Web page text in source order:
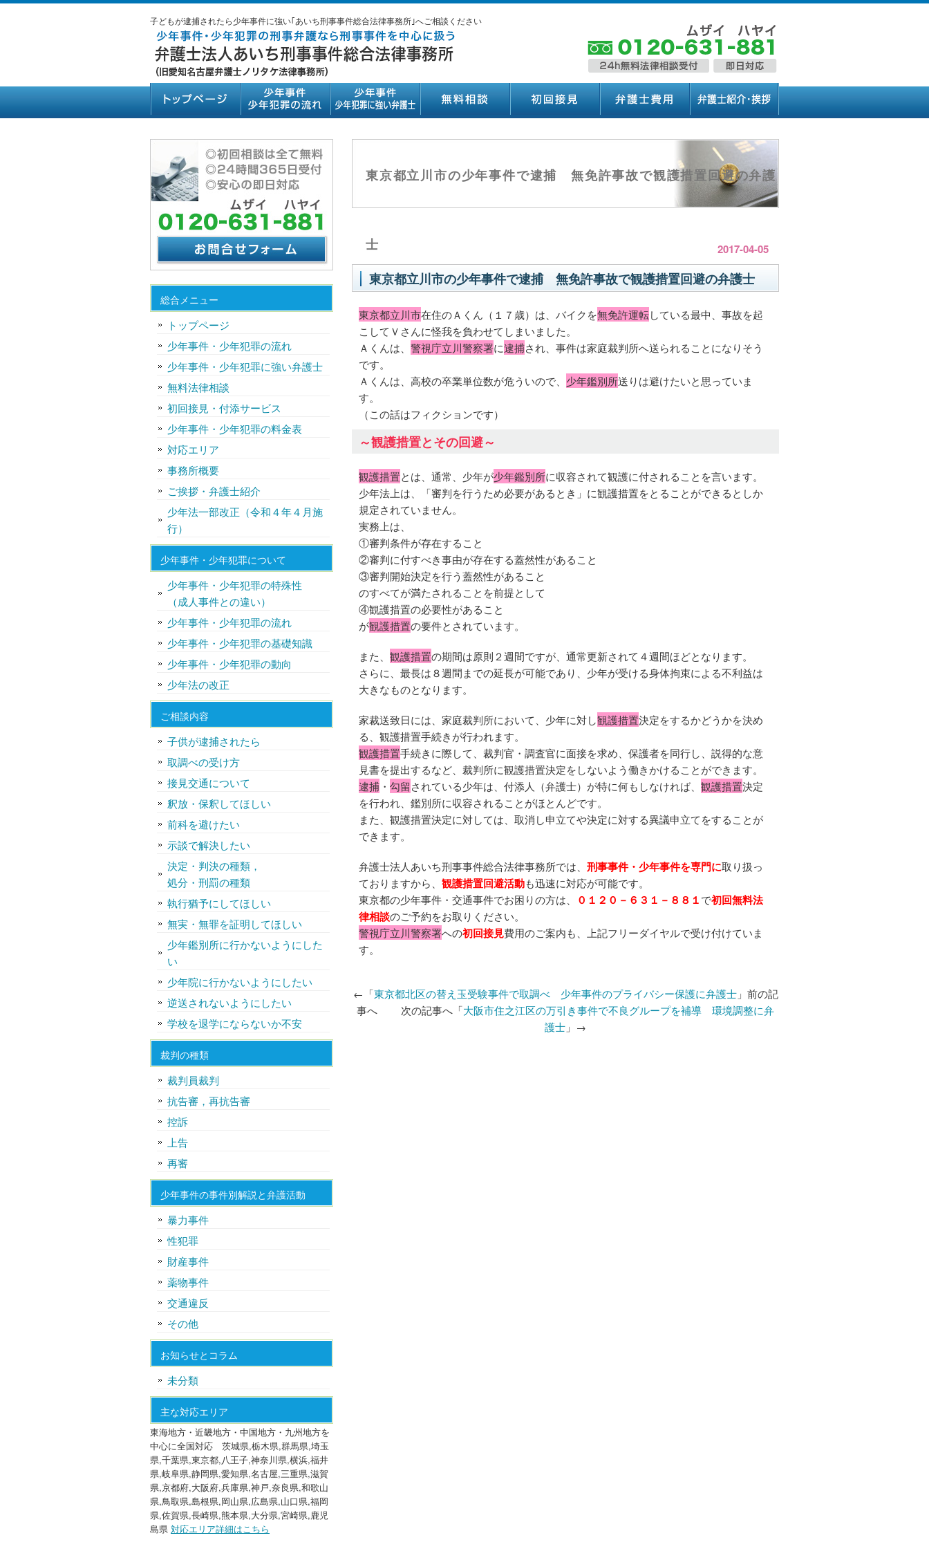
子どもが逮捕されたら少年事件に強い｢あいち刑事事件総合法律事務所｣へご相談ください
東京都立川市の少年事件で逮捕 無免許事故で観護措置回避の弁護
士 2017-04-05
東京都立川市の少年事件で逮捕 無免許事故で観護措置回避の弁護士
東京都立川市在住のＡくん（１７歳）は、バイクを無免許運転している最中、事故を起
こしてＶさんに怪我を負わせてしまいました。
Ａくんは、 警視庁立川警察署に逮捕され、事件は家庭裁判所へ送られることになりそう
です。
Ａくんは、高校の卒業単位数が危ういので、 少年鑑別所送りは避けたいと思っていま
す。
（この話はフィクションです）
～観護措置とその回避～
観護措置とは、通常、少年が少年鑑別所に収容されて観護に付されることを言います。
少年法上は、「審判を行うため必要があるとき」に観護措置をとることができるとしか
規定されていません。
実務上は、
①審判条件が存在すること
②審判に付すべき事由が存在する蓋然性があること
③審判開始決定を行う蓋然性があること
のすべてが満たされることを前提として
④観護措置の必要性があること
が観護措置の要件とされています。
また、 観護措置の期間は原則２週間ですが、通常更新されて４週間ほどとなります。
さらに、最長は８週間までの延長が可能であり、少年が受ける身体拘束による不利益は
大きなものとなります。
家裁送致日には、家庭裁判所において、少年に対し観護措置決定をするかどうかを決め
る、観護措置手続きが行われます。
観護措置手続きに際して、裁判官・調査官に面接を求め、保護者を同行し、説得的な意
見書を提出するなど、裁判所に観護措置決定をしないよう働きかけることができます。
逮捕 ・ 勾留されている少年は、付添人（弁護士）が特に何もしなければ、 観護措置決定
を行われ、鑑別所に収容されることがほとんどです。
また、観護措置決定に対しては、取消し申立てや決定に対する異議申立てをすることが
できます。
弁護士法人あいち刑事事件総合法律事務所では、 刑事事件・少年事件を専門に取り扱っ
ておりますから、 観護措置回避活動も迅速に対応が可能です。
東京都の少年事件・交通事件でお困りの方は、
０１２０－６３１－８８１で初回無料法
律相談のご予約をお取りください。
警視庁立川警察署への初回接見費用のご案内も、上記フリーダイヤルで受け付けていま
す。
←「東京都北区の替え玉受験事件で取調べ 少年事件のプライバシー保護に弁護士」前の記
事へ 次の記事へ「大阪市住之江区の万引き事件で不良グループを補導 環境調整に弁
護士 」→
総合メニュー
トップページ
少年事件・少年犯罪の流れ
少年事件・少年犯罪に強い弁護士
無料法律相談
初回接見・付添サービス
少年事件・少年犯罪の料金表
対応エリア
事務所概要
ご挨拶・弁護士紹介
少年法一部改正（令和４年４月施
行）
少年事件・少年犯罪について
少年事件・少年犯罪の特殊性
（成人事件との違い）
少年事件・少年犯罪の流れ
少年事件・少年犯罪の基礎知識
少年事件・少年犯罪の動向
少年法の改正
ご相談内容
子供が逮捕されたら
取調べの受け方
接見交通について
釈放・保釈してほしい
前科を避けたい
示談で解決したい
決定・判決の種類，
処分・刑罰の種類
執行猶予にしてほしい
無実・無罪を証明してほしい
少年鑑別所に行かないようにした
い
少年院に行かないようにしたい
逆送されないようにしたい
学校を退学にならないか不安
裁判の種類
裁判員裁判
抗告審，再抗告審
控訴
上告
再審
少年事件の事件別解説と弁護活動
暴力事件
性犯罪
財産事件
薬物事件
交通違反
その他
お知らせとコラム
未分類
主な対応エリア
東海地方・近畿地方・中国地方・九州地方を
中心に全国対応 茨城県,栃木県,群馬県,埼玉
県,千葉県,東京都,八王子,神奈川県,横浜,福井
県,岐阜県,静岡県,愛知県,名古屋,三重県,滋賀
県,京都府,大阪府,兵庫県,神戸,奈良県,和歌山
県,鳥取県,島根県,岡山県,広島県,山口県,福岡
県,佐賀県,長崎県,熊本県,大分県,宮崎県,鹿児
島県 対応エリア詳細はこちら